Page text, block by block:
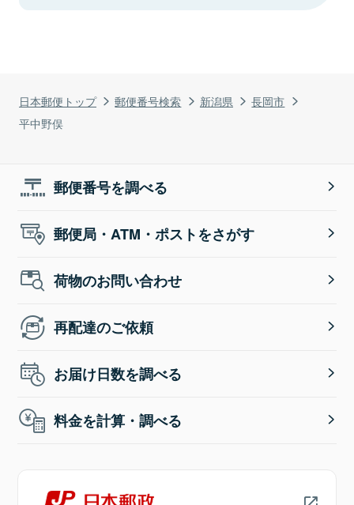
日本郵便トップ 郵便番号検索 新潟県
長岡市
平中野俣
郵便番号を調べる
郵便局・ATM・ポストをさがす
荷物のお問い合わせ
再配達のご依頼
お届け日数を調べる
料金を計算・調べる